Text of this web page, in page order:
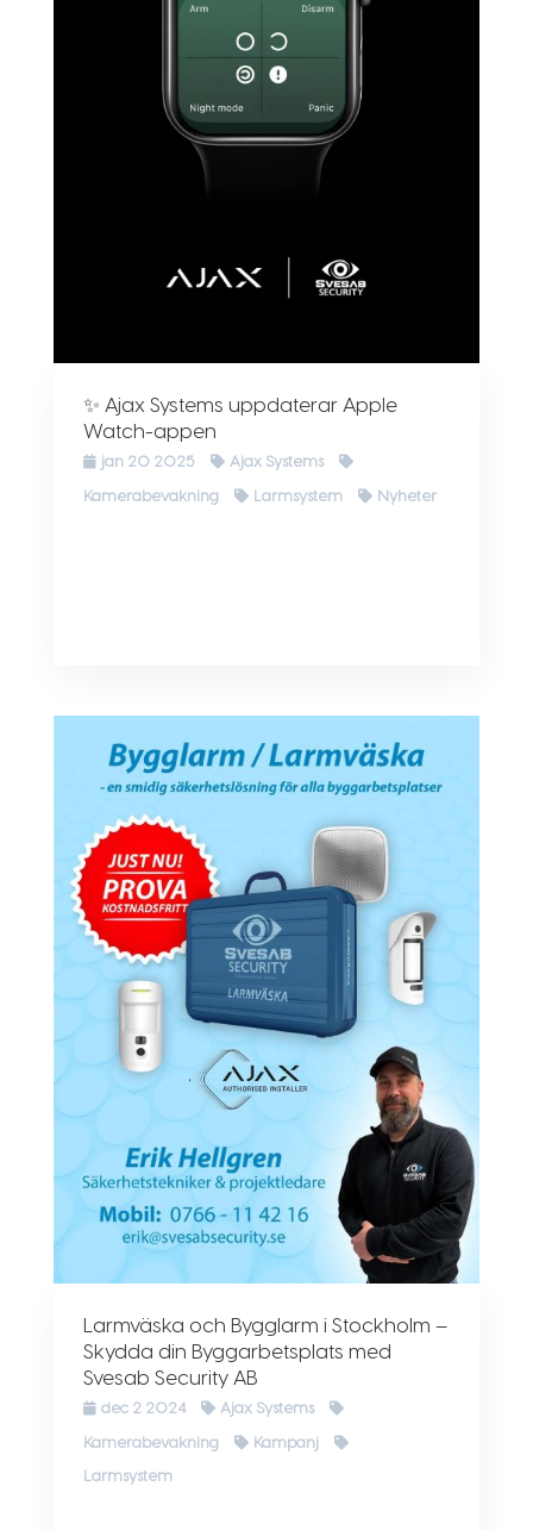
✨ Ajax Systems uppdaterar Apple
Watch-appen
jan 20 2025 Ajax Systems
Kamerabevakning Larmsystem Nyheter
Larmväska och Bygglarm i Stockholm –
Skydda din Byggarbetsplats med
Svesab Security AB
dec 2 2024 Ajax Systems
Kamerabevakning Kampanj
Larmsystem